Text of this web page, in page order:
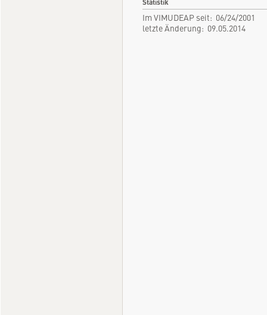
Im VIMUDEAP seit: 06/24/2001
letzte Änderung: 09.05.2014